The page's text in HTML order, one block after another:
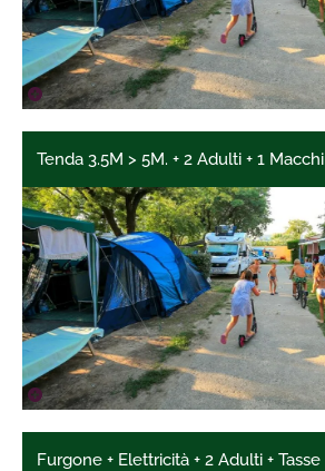
Tenda 3.5M > 5M. + 2 Adulti + 1
Furgone + Elettricità + 2 Adulti + Tasse